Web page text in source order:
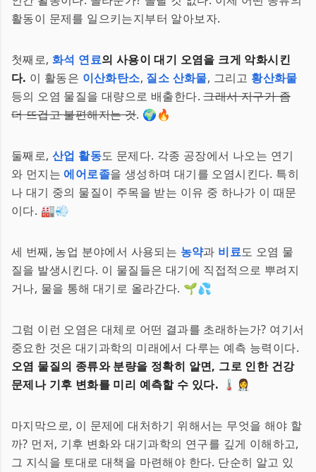
활동이 문제를 일으키는지부터 알아보자.
첫째로, 화석 연료의 사용이 대기 오염을 크게 악화시킨
다. 이 활동은 이산화탄소, 질소 산화물, 그리고 황산화물
등의 오염 물질을 대량으로 배출한다.그래서 지구가 좀
더 뜨겁고 불편해지는 것. 🌍🔥
둘째로, 산업 활동도 문제다. 각종 공장에서 나오는 연기
와 먼지는 에어로졸을 생성하며 대기를 오염시킨다. 특히
나 대기 중의 물질이 주목을 받는 이유 중 하나가 이 때문
이다. 🏭💨
세 번째, 농업 분야에서 사용되는 농약과 비료도 오염 물
질을 발생시킨다. 이 물질들은 대기에 직접적으로 뿌려지
거나, 물을 통해 대기로 올라간다. 🌱💦
그럼 이런 오염은 대체로 어떤 결과를 초래하는가? 여기서
중요한 것은 대기과학의 미래에서 다루는 예측 능력이다.
오염 물질의 종류와 분량을 정확히 알면, 그로 인한 건강
문제나 기후 변화를 미리 예측할 수 있다. 🌡️👩‍⚕️
마지막으로, 이 문제에 대처하기 위해서는 무엇을 해야 할
까? 먼저, 기후 변화와 대기과학의 연구를 깊게 이해하고,
그 지식을 토대로 대책을 마련해야 한다. 단순히 알고 있